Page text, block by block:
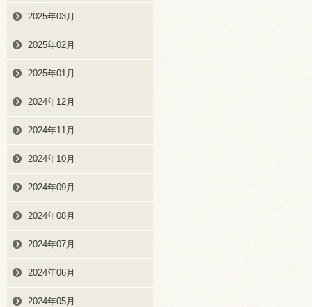
2025年03月
2025年02月
2025年01月
2024年12月
2024年11月
2024年10月
2024年09月
2024年08月
2024年07月
2024年06月
2024年05月